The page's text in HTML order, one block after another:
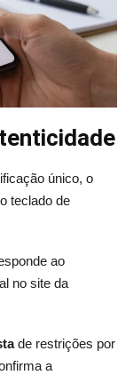
único, o
teclado de
ao
no site da
de restrições por
a